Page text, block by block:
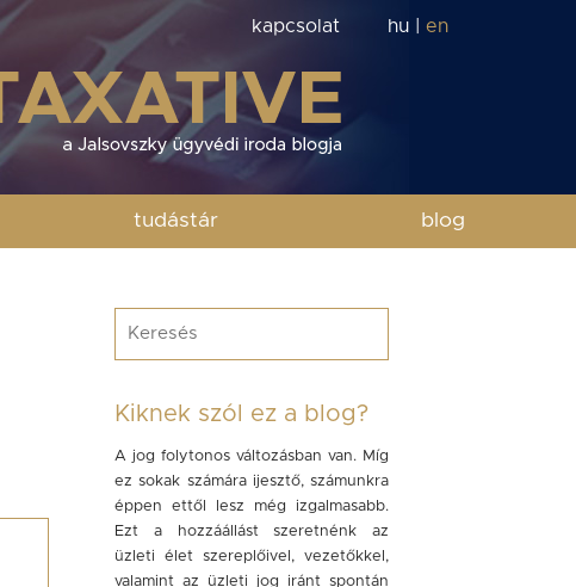
kapcsolat hu en
tudástár blog
Kiknek szól ez a blog?
A jog folytonos változásban van. Míg
ez sokak számára ijesztő, számunkra
éppen ettől lesz még izgalmasabb.
Ezt a hozzáállást szeretnénk az
üzleti élet szereplőivel, vezetőkkel,
valamint az üzleti jog iránt spontán